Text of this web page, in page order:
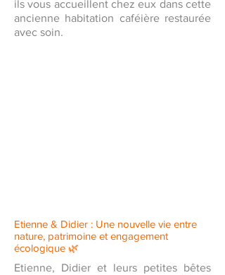
ils vous accueillent chez eux dans cette
ancienne habitation caféière restaurée
avec soin.
Etienne & Didier : Une nouvelle vie entre
nature, patrimoine et engagement
écologique 🌿
Etienne, Didier et leurs petites bêtes